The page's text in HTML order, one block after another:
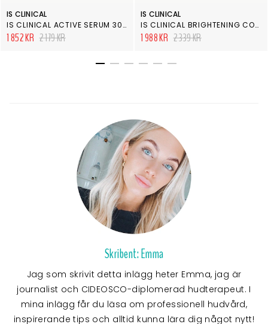
IS CLINICAL
IS CLINICAL ACTIVE SERUM 30ML
1 852 KR 2 179 KR
IS CLINICAL
IS CLINICAL BRIGHTENING COMPLEX
1 988 KR 2 339 KR
Skribent: Emma
Jag som skrivit detta inlägg heter Emma, jag är
journalist och CIDEOSCO-diplomerad hudterapeut. I
mina inlägg får du läsa om professionell hudvård,
inspirerande tips och alltid kunna lära dig något nytt!